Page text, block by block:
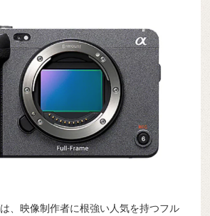
、映像制作者に根強い人気を持つフル